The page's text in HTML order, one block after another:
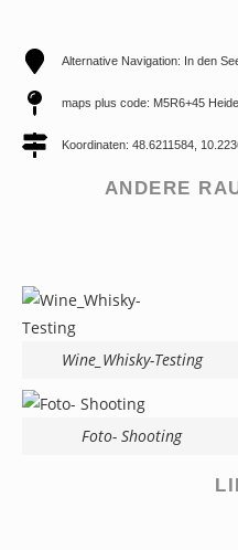
Alternative Navigation: In den
maps plus code: M5R6+45
Koordinaten: 48.6211584,
ANDERE
Wine_Whisky-Testing
Foto- Shooting